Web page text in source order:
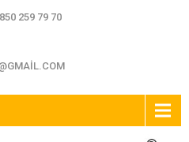
259 79 70